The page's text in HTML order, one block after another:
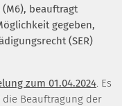
beauftragt
gegeben,
(SER)
zum 01.04.2024. Es
Beauftragung der